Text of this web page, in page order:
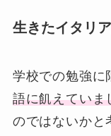
生きたイタリ
学校での勉強に
語に飢えていま
のではないかと